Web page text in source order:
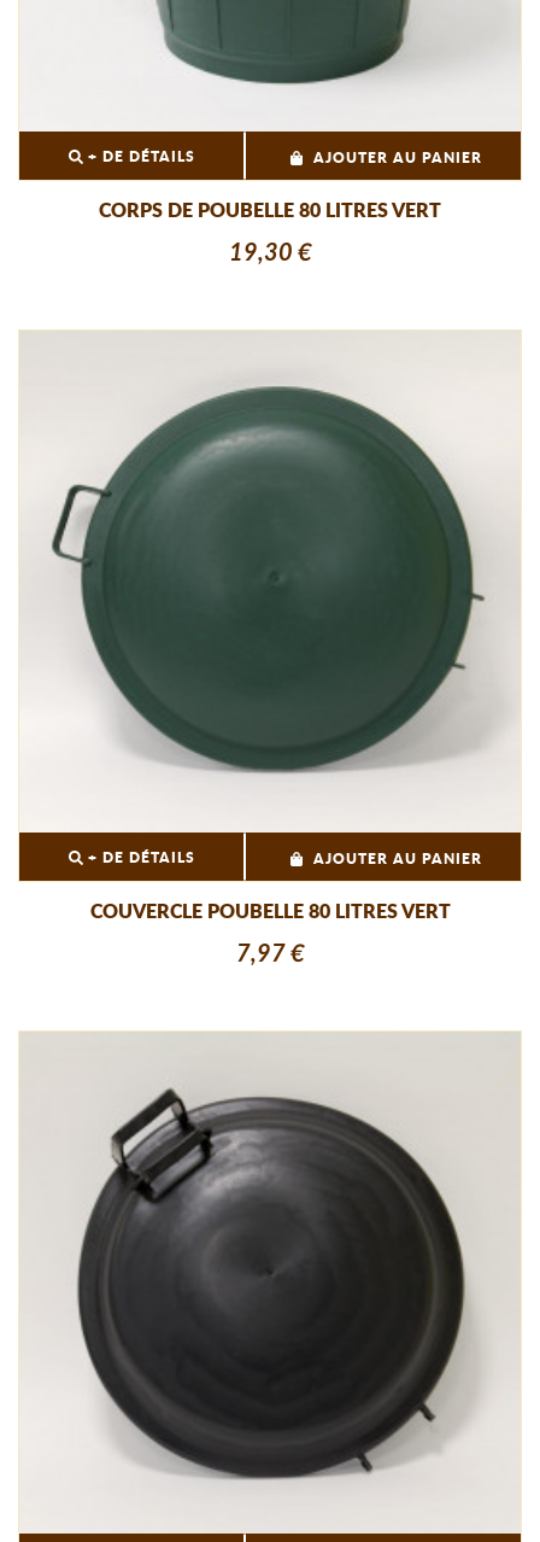
+ DE DÉTAILS AJOUTER AU PANIER
CORPS DE POUBELLE 80 LITRES VERT
19,30 €
+ DE DÉTAILS AJOUTER AU PANIER
COUVERCLE POUBELLE 80 LITRES VERT
7,97 €